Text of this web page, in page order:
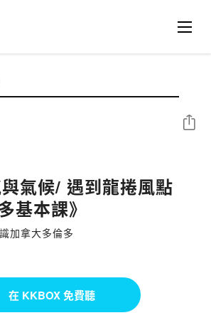
氣候/ 遇到龍捲風點
基本課》
加拿大多倫多
分享
在 KKBOX 免費聽